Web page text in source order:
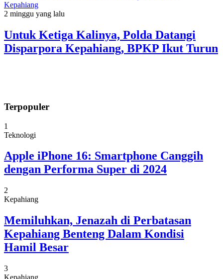
Kepahiang
2 minggu yang lalu
Untuk Ketiga Kalinya, Polda Datangi
Disparpora Kepahiang, BPKP Ikut Turun
Terpopuler
1
Teknologi
Apple iPhone 16: Smartphone Canggih
dengan Performa Super di 2024
2
Kepahiang
Memiluhkan, Jenazah di Perbatasan
Kepahiang Benteng Dalam Kondisi
Hamil Besar
3